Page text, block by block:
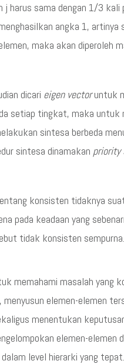
harus sama dengan 1/3 kali
angka 1,
maka akan diperoleh
dicari eigen vectoruntuk
setiap tingkat, maka untuk
sintesa berbeda
sintesa dinamakan
konsisten tidaknya
pada keadaan yang
tidak konsisten
memahami masalah yang
elemen-elemen
menentukan
elemen-elemen
level hierarki yang